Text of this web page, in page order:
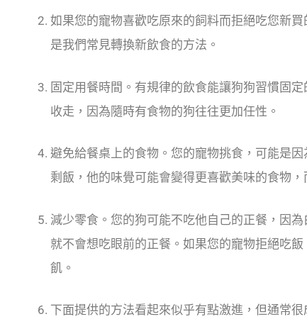
如果您的寵物喜歡吃原來的飼料而拒絕吃您新
是我們常見轉換新飲食的方法。
固定用餐時間。有規律的飲食能讓狗狗習慣固
收走，因為隨時有食物的狗往往更加任性。
避免給餐桌上的食物。您的寵物挑食，可能是
剩飯，他的味覺可能會變得更喜歡美味的食物，
減少零食。您的狗可能不吃他自己的正餐，因
就不會想吃眼前的正餐。如果您的寵物拒絕吃
飢。
下面提供的方法看起來似乎有點激進，但通常很